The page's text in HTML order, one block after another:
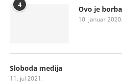
4 Ovo je
10. januar 2020.
Sloboda medija
11. jul 2021.